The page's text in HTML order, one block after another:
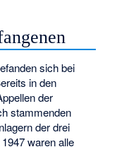
sich bei
in den
der
stammenden
der drei
waren alle